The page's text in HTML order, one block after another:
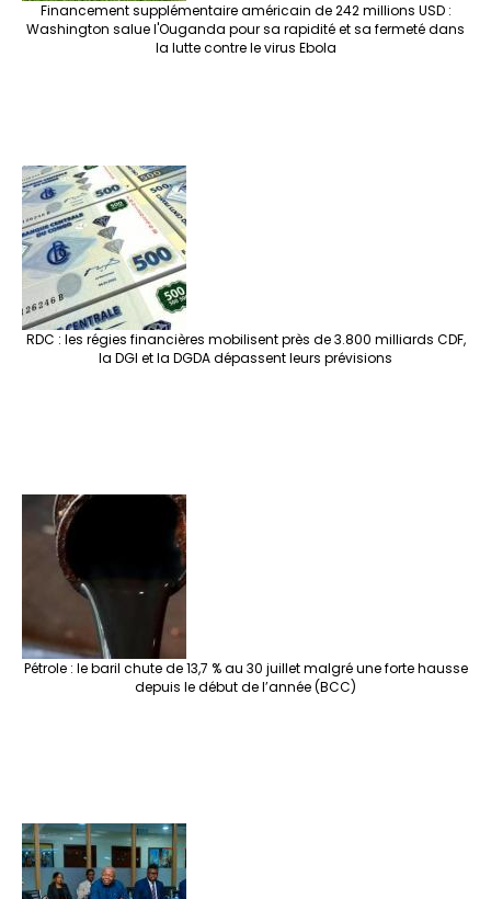
Financement supplémentaire américain de 242 millions USD :
Washington salue l'Ouganda pour sa rapidité et sa fermeté dans
la lutte contre le virus Ebola
RDC : les régies financières mobilisent près de 3.800 milliards CDF,
la DGI et la DGDA dépassent leurs prévisions
Pétrole : le baril chute de 13,7 % au 30 juillet malgré une forte hausse
depuis le début de l’année (BCC)